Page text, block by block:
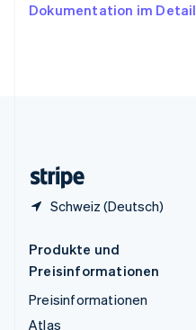
Dokumentation im Detail
Schweiz (Deutsch)
English
Produkte und
Preisinformationen
Preisinformationen
Atlas